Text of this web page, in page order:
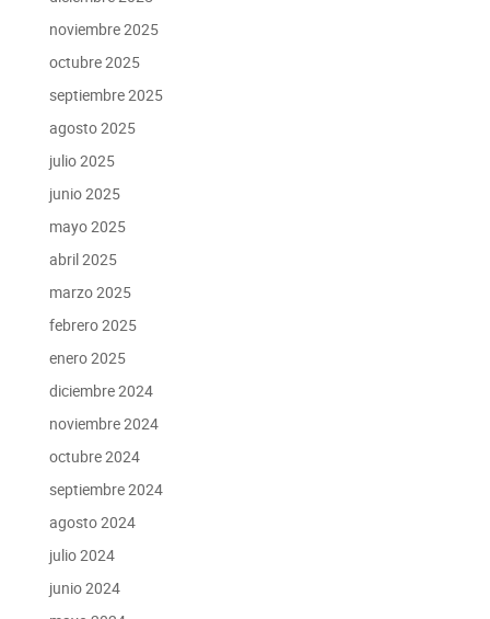
noviembre 2025
octubre 2025
septiembre 2025
agosto 2025
julio 2025
junio 2025
mayo 2025
abril 2025
marzo 2025
febrero 2025
enero 2025
diciembre 2024
noviembre 2024
octubre 2024
septiembre 2024
agosto 2024
julio 2024
junio 2024